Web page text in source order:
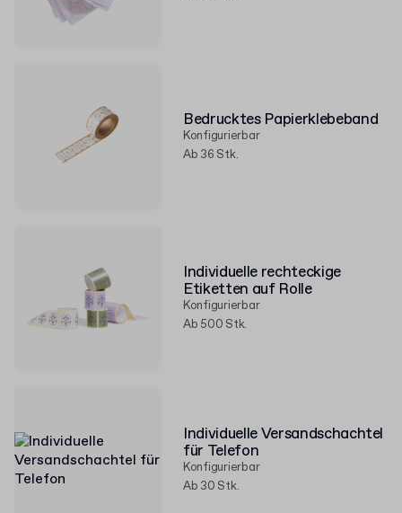
Bedrucktes Papierklebeband
Konfigurierbar
Ab 36 Stk.
Individuelle rechteckige
Etiketten auf Rolle
Konfigurierbar
Ab 500 Stk.
Individuelle Versandschachtel
für Telefon
Konfigurierbar
Ab 30 Stk.